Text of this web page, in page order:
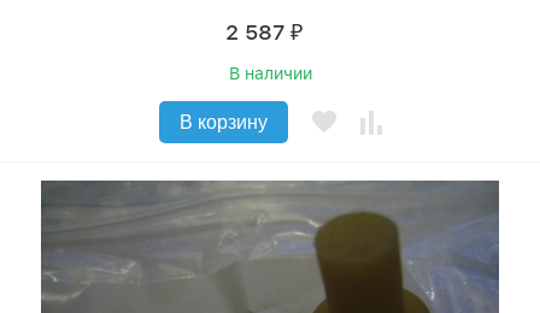
2 587 ₽
В наличии
В корзину